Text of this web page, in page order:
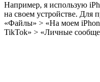
Например, я использую
на своем устройстве. Для
«Файлы» > «На моем
TikTok» > «Личные